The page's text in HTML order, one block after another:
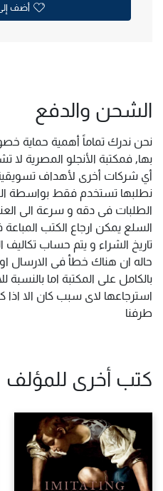
أضف
الشحن والدفع
نحن ندرك تماماً أهمية حماية
بها, فمكتبة الأنجلو المصرية
أي شركات أخرى لأهداف
نطلبها تستخدم فقط بواسطة
الطلبات فى دقه و سرعة الى
السلع يمكن ارجاع الكتب
تاريخ الشراء و يتم حساب
حاله ان هناك خطأ فى الارسال
بالكامل على المكتبة اما بالنسبة
استرجاعها لاى سبب كان الا
طرفنا
كتب أخرى للمؤلف